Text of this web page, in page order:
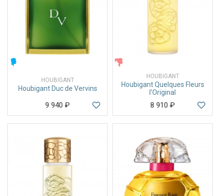
HOUBIGANT
Houbigant Duc de Vervins
9 940 ₽
HOUBIGANT
Houbigant Quelques Fleurs
l'Original
8 910 ₽